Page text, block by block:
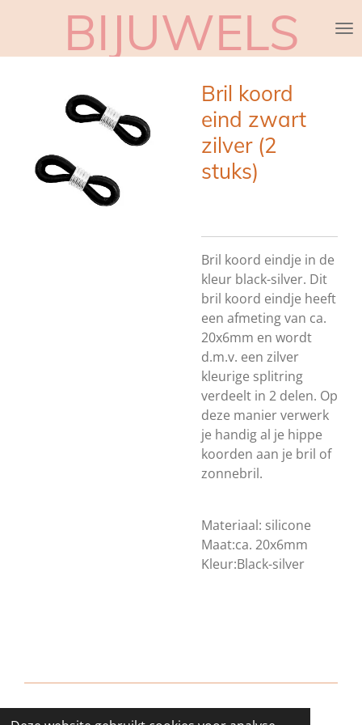
naar
hoofdinhoud
BIJUWELS
Bril koord
eind zwart
zilver (2
stuks)
Bril koord eindje in de
kleur black-silver. Dit
bril koord eindje heeft
een afmeting van ca.
20x6mm en wordt
d.m.v. een zilver
kleurige splitring
verdeelt in 2 delen. Op
deze manier verwerk
je handig al je hippe
koorden aan je bril of
zonnebril.
Materiaal: silicone
Maat:ca. 20x6mm
Kleur:Black-silver